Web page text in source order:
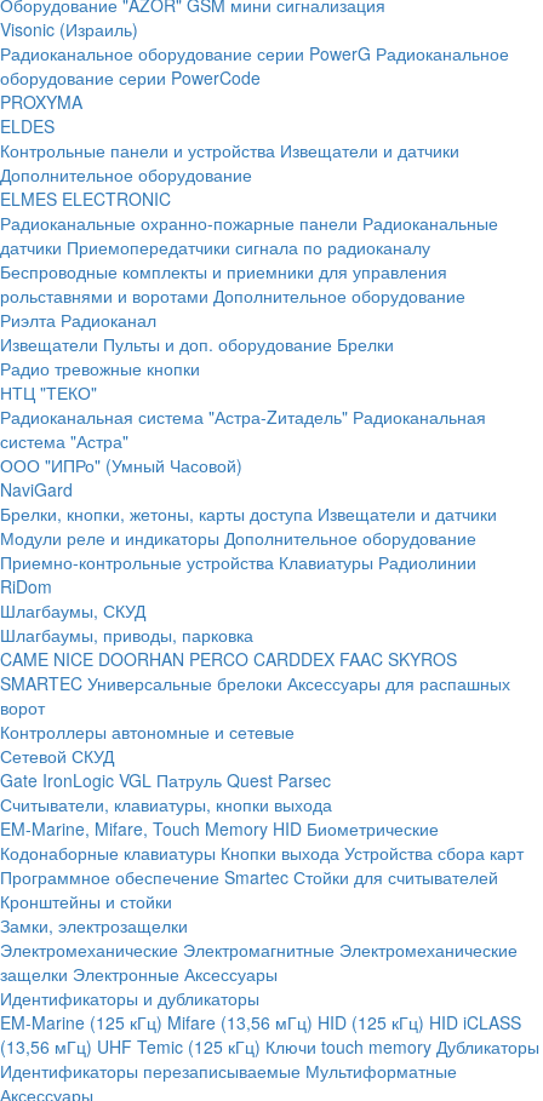
Оборудование "AZOR" GSM мини сигнализация
Visonic (Израиль)
Радиоканальное оборудование серии PowerG Радиоканальное
оборудование серии PowerCode
PROXYMA
ELDES
Контрольные панели и устройства Извещатели и датчики
Дополнительное оборудование
ELMES ELECTRONIC
Радиоканальные охранно-пожарные панели Радиоканальные
датчики Приемопередатчики сигнала по радиоканалу
Беспроводные комплекты и приемники для управления
рольставнями и воротами Дополнительное оборудование
Риэлта Радиоканал
Извещатели Пульты и доп. оборудование Брелки
Радио тревожные кнопки
НТЦ "ТЕКО"
Радиоканальная система "Астра-Zитадель" Радиоканальная
система "Астра"
ООО "ИПРо" (Умный Часовой)
NaviGard
Брелки, кнопки, жетоны, карты доступа Извещатели и датчики
Модули реле и индикаторы Дополнительное оборудование
Приемно-контрольные устройства Клавиатуры Радиолинии
RiDom
Шлагбаумы, СКУД
Шлагбаумы, приводы, парковка
CAME NICE DOORHAN PERCO CARDDEX FAAC SKYROS
SMARTEC Универсальные брелоки Аксессуары для распашных
ворот
Контроллеры автономные и сетевые
Сетевой СКУД
Gate IronLogic VGL Патруль Quest Parsec
Считыватели, клавиатуры, кнопки выхода
EM-Marine, Mifare, Touch Memory HID Биометрические
Кодонаборные клавиатуры Кнопки выхода Устройства сбора карт
Программное обеспечение Smartec Стойки для считывателей
Кронштейны и стойки
Замки, электрозащелки
Электромеханические Электромагнитные Электромеханические
защелки Электронные Аксессуары
Идентификаторы и дубликаторы
EM-Marine (125 кГц) Mifare (13,56 мГц) HID (125 кГц) HID iCLASS
(13,56 мГц) UHF Temic (125 кГц) Ключи touch memory Дубликаторы
Идентификаторы перезаписываемые Мультиформатные
Аксессуары